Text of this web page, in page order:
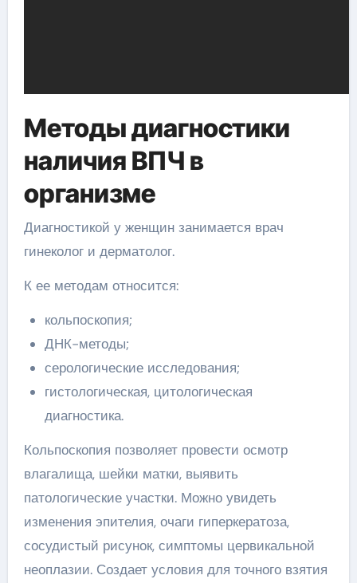
Методы диагностики
наличия ВПЧ в
организме
Диагностикой у женщин занимается врач
гинеколог и дерматолог.
К ее методам относится:
кольпоскопия;
ДНК-методы;
серологические исследования;
гистологическая, цитологическая
диагностика.
Кольпоскопия позволяет провести осмотр
влагалища, шейки матки, выявить
патологические участки. Можно увидеть
изменения эпителия, очаги гиперкератоза,
сосудистый рисунок, симптомы цервикальной
неоплазии. Создает условия для точного взятия